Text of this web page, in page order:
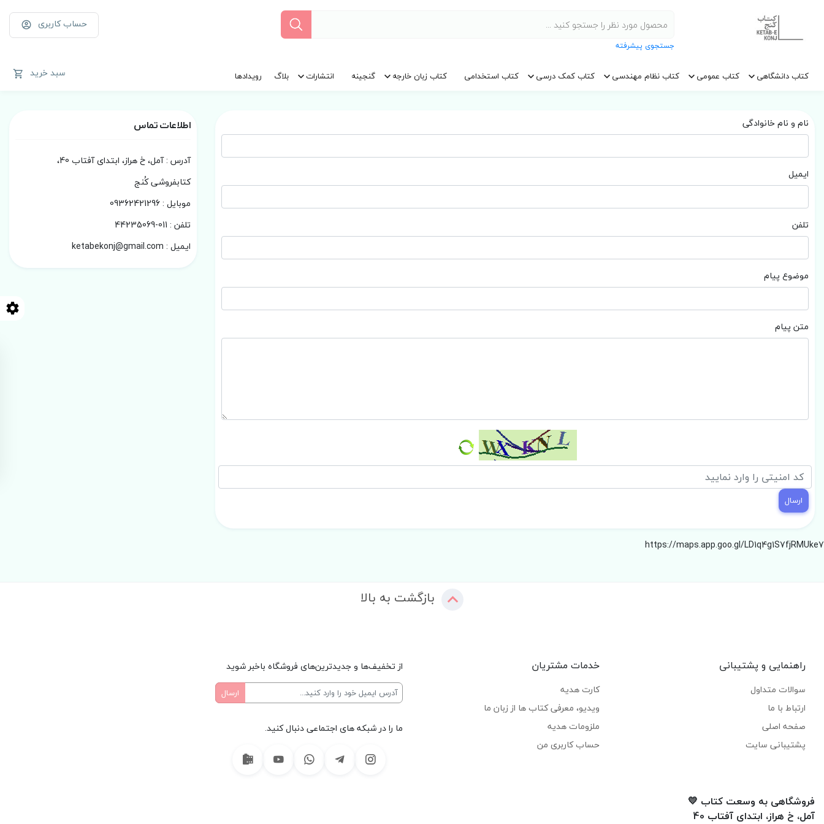
جستجوی پیشرفته
حساب کاربری
کتاب دانشگاهی کتاب عمومی کتاب نظام مهندسی کتاب کمک درسی کتاب استخدامی کتاب زبان خارجه گنجینه انتشارات بلاگ رویدادها سبد خرید
نام و نام خانوادگی
ایمیل
تلفن
موضوع پیام
متن پیام
اطلاعات تماس
آدرس : آمل، خ هراز، ابتدای آفتاب 40،
کتابفروشی کُنج
موبایل : 09362421296
تلفن : 011-44235069
ایمیل : ketabekonj@gmail.com
https://maps.app.goo.gl/LD1q4g1S7fjRMUke7
بازگشت به بالا
راهنمایی و پشتیبانی
سوالات متداول
ارتباط با ما
صفحه اصلی
پشتیبانی سایت
خدمات مشتریان
کارت هدیه
ویدیو، معرفی کتاب ها از زبان ما
ملزومات هدیه
حساب کاربری من
از تخفیف‌ها و جدیدترین‌های فروشگاه باخبر شوید
ما را در شبکه های اجتماعی دنبال کنید.
فروشگاهی به وسعت کتاب 💛
آمل، خ هراز، ابتدای آفتاب 40